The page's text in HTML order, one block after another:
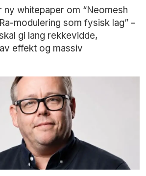
whitepaper om “Neomesh
modulering som fysisk lag” –
gi lang rekkevidde,
effekt og massiv